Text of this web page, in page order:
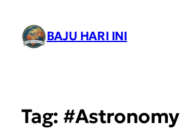
BAJU HARI INI
Tag: #Astronomy